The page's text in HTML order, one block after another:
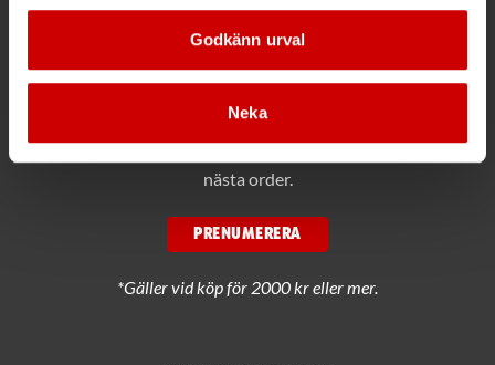
Godkänn urval
Neka
Maila info@wuerth.se
Få rabatt på ditt köp!
nästa order.
PRENUMERERA
*Gäller vid köp för 2000 kr eller mer.